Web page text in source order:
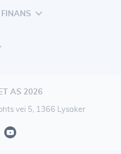
FINANS
AS 2026
vei 5, 1366 Lysaker